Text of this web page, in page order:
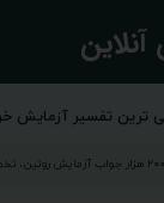
تفسیر آزمایش خود